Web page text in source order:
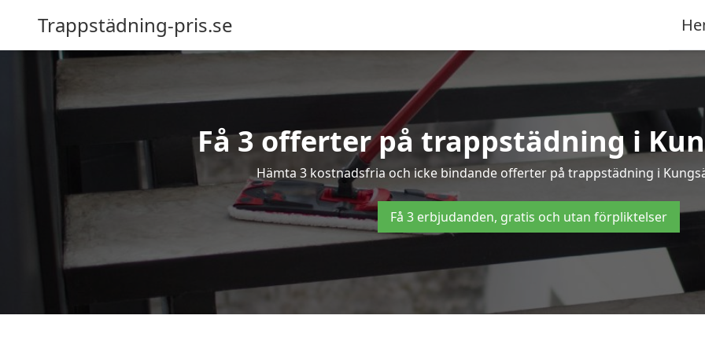
Trappstädning-pris.se
Få 3 offerter på trappstädning i
Hämta 3 kostnadsfria och icke bindande offerter på trappstädning i
Få 3 erbjudanden, gratis och utan förpliktelser